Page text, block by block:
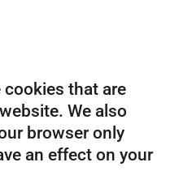
that are
We also
browser only
an effect on your